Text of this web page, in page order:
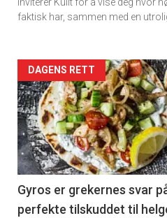
faktisk har, sammen med en
Forsiden
akkurat
nå
-
6
DAGENS RETT
Gyros er grekernes svar
perfekte tilskuddet til